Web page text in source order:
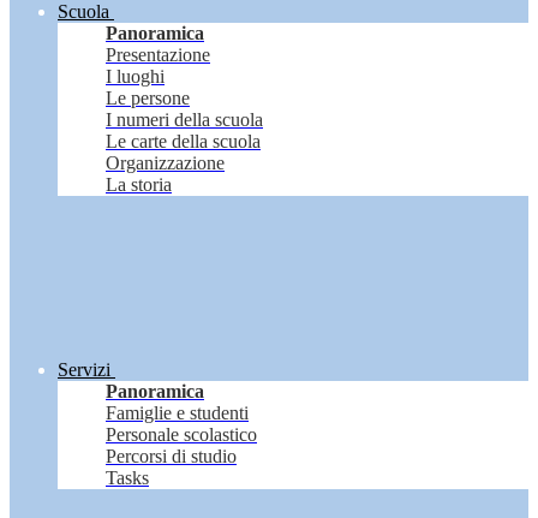
Scuola
Panoramica
Presentazione
I luoghi
Le persone
I numeri della scuola
Le carte della scuola
Organizzazione
La storia
Servizi
Panoramica
Famiglie e studenti
Personale scolastico
Percorsi di studio
Tasks